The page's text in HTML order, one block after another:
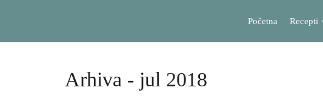
Početna Recepti
Arhiva - jul 2018